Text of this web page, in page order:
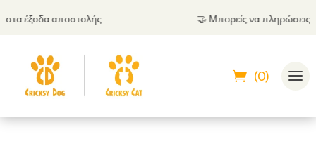
έξοδα αποστολής Μπορείς να πληρώσεις και
(0)